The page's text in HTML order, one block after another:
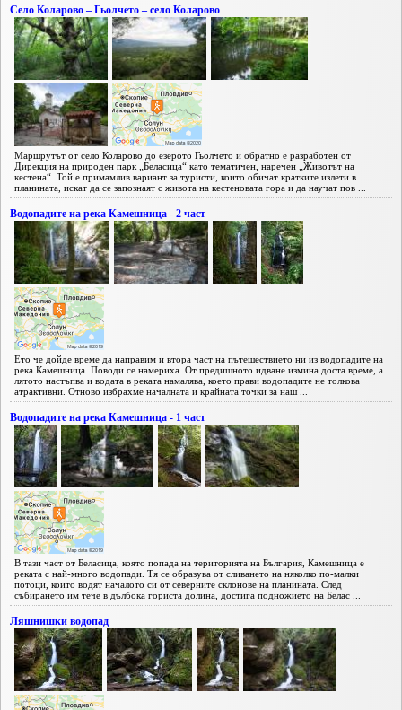
Село Коларово – Гьолчето – село Коларово
Маршрутът от село Коларово до езерото Гьолчето и обратно е разработен от
Дирекция на природен парк „Беласица“ като тематичен, наречен „Животът на
кестена“. Той е примамлив вариант за туристи, които обичат кратките излети в
планината, искат да се запознаят с живота на кестеновата гора и да научат пов ...
Водопадите на река Камешница - 2 част
Ето че дойде време да направим и втора част на пътешествието ни из водопадите на
река Камешница. Поводи се намериха. От предишното идване измина доста време, а
лятото настъпва и водата в реката намалява, което прави водопадите не толкова
атрактивни. Отново избрахме началната и крайната точки за наш ...
Водопадите на река Камешница - 1 част
В тази част от Беласица, която попада на територията на България, Камешница е
реката с най-много водопади. Тя се образува от сливането на няколко по-малки
потоци, които водят началото си от северните склонове на планината. След
събирането им тече в дълбока гориста долина, достига подножието на Белас ...
Ляшнишки водопад